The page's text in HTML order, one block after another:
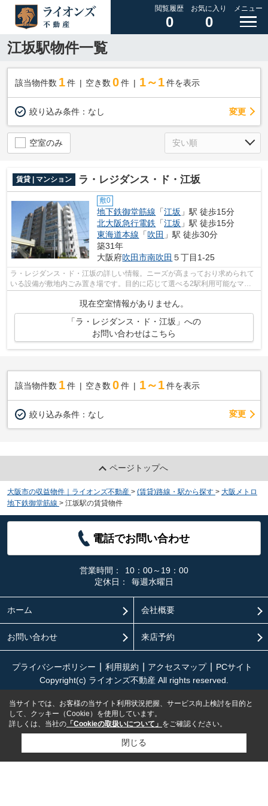
閲覧履歴
0
お気に入り
0
メニュー
江坂駅物件一覧
該当物件数 1件 空き数 0 件 1～1 件を表示
絞り込み条件： なし 変更
空室のみ
賃貸 | マンション ラ・レジダンス・ド・江坂
敷0
地下鉄御堂筋線 「江坂 」駅 徒歩15分
北大阪急行電鉄 「江坂 」駅 徒歩15分
東海道本線 「吹田 」駅 徒歩30分
築31年
大阪府吹田市南吹田 ５丁目1-25
ラ・レジダンス・ド・江坂の詳しい情報。ニーズが高まっており求められて
いる設備が敷地内ごみ置き場です。目的に応じて選べる2駅利用可能なマン
現在空室情報がありません。
「ラ・レジダンス・ド・江坂」への
お問い合わせはこちら
該当物件数 1件 空き数 0 件 1～1 件を表示
絞り込み条件： なし 変更
ページトップへ
大阪市の収益物件｜ライオンズ不動産 > (賃貸)路線・駅から探す > 大阪メトロ
地下鉄御堂筋線 > 江坂駅の賃貸物件
電話でお問い合わせ
営業時間：
10：00～19：00
定休日：
毎週水曜日
ホーム 会社概要
お問い合わせ 来店予約
プライバシーポリシー 利用規約 アクセスマップ
PCサイト
Copyright(c) ライオンズ不動産 All rights reserved.
当サイトでは、お客様の当サイト利用状況把握、サービス向上検討を目的と
して、クッキー（Cookie）を使用しています。
詳しくは、当社の 「Cookieの取扱いについて」 をご確認ください。
閉じる